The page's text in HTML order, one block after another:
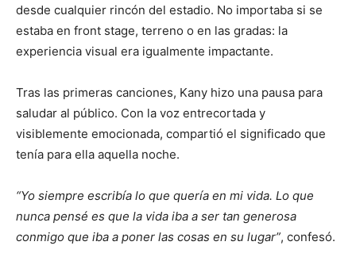
desde cualquier rincón del estadio. No importaba si se
estaba en front stage, terreno o en las gradas: la
experiencia visual era igualmente impactante.
Tras las primeras canciones, Kany hizo una pausa para
saludar al público. Con la voz entrecortada y
visiblemente emocionada, compartió el significado que
tenía para ella aquella noche.
“Yo siempre escribía lo que quería en mi vida. Lo que
nunca pensé es que la vida iba a ser tan generosa
conmigo que iba a poner las cosas en su lugar”, confesó.